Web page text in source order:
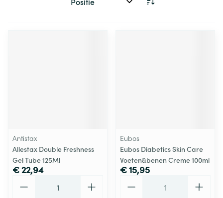
Sorteer op:
Antistax
Allestax Double Freshness
Gel Tube 125Ml
€ 22,94
Eubos
Eubos Diabetics Skin Care
Voeten&benen Creme 100ml
€ 15,95